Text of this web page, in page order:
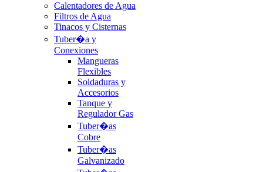
Calentadores de Agua
Filtros de Agua
Tinacos y Cisternas
Tuber�a y
Conexiones
Mangueras
Flexibles
Soldaduras y
Accesorios
Tanque y
Regulador Gas
Tuber�as
Cobre
Tuber�as
Galvanizado